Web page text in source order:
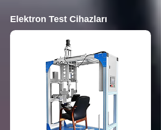
Elektron Test Cihazları